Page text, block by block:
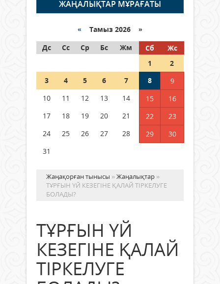
граждане Казахстана,
05 тамыз 2026 ж. 149
Шетелде жүрген Қазақстан
азаматтары қалай дауыс бере
ЖАҢАЛЫҚТАР МҰРАҒАТЫ
« Тамыз 2026 »
Дс
Сс Ср Бс Жм Сб
Жс
1
2
3
4 5 6 7 8
9
10
11 12 13 14 15
16
17
18 19 20 21 22
23
24
25 26 27 28 29
30
31
Жаңақорған тынысы »Жаңалықтар »
ТҰРҒЫН ҮЙ КЕЗЕГІНЕ ҚАЛАЙ ТІРКЕЛУГЕ
БОЛАДЫ?
ТҰРҒЫН ҮЙ
КЕЗЕГІНЕ ҚАЛАЙ
ТІРКЕЛУГЕ